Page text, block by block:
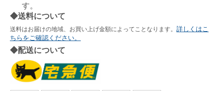
す。
◆送料について
送料はお届けの地域、お買い上げ金額によってことなります。 詳しくはこ
ちらをご確認ください。
◆配送について